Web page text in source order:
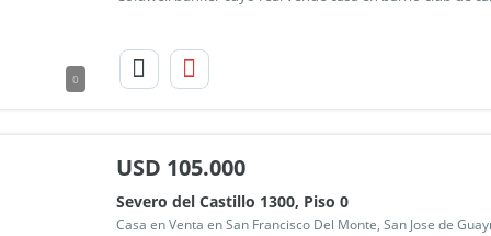
0
USD 105.000
Severo del Castillo 1300, Piso 0
Casa en Venta en San Francisco Del Monte, San Jose de